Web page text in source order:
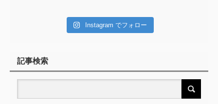
Instagram でフォロー
記事検索